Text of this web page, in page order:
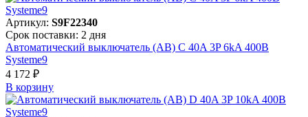
Артикул: S9F22340
Срок поставки: 2 дня
Автоматический выключатель (АВ) C 40A 3P 6kA 400В
Systeme9
4 172 ₽
В корзинy